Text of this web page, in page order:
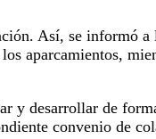
Así, se informó
aparcamientos,
desarrollar de
convenio de